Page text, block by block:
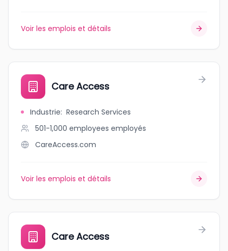
Voir les emplois et détails
Care Access
Industrie: Research Services
501-1,000 employees employés
CareAccess.com
Voir les emplois et détails
Care Access